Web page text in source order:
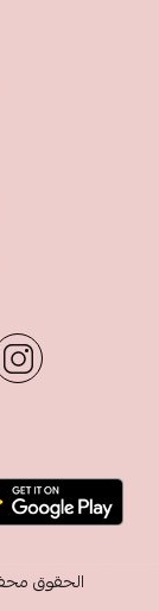
الحقوق